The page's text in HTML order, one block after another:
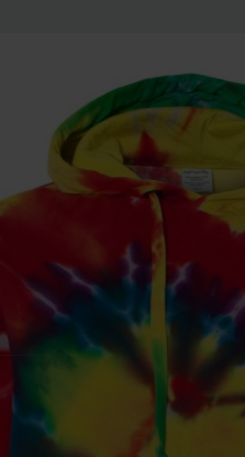
Impresión de Pedidos al detalle en
MUJERES NIÑOS
V
CAMISETAS
TIRANTES
MANGA
CAMISETAS
CAMISETAS
TIRANTES
TIPO POLO
CAMISETAS